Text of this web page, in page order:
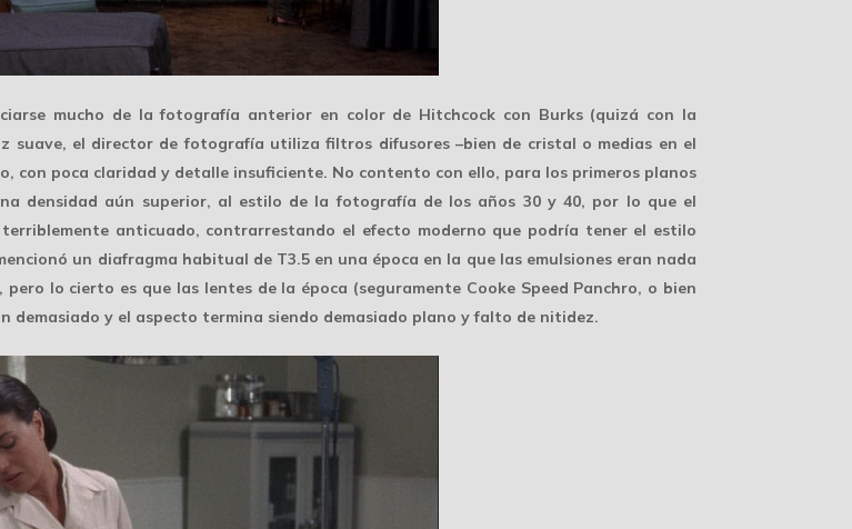
mucho de la fotografía anterior en color de Hitchcock con Burks (quizá con la
suave, el director de fotografía utilizafiltros difusores–bien de cristal o medias en el
con poca claridad y detalle insuficiente. No contento con ello, para los primeros planos
densidad aún superior, al estilo de la fotografía de los años 30 y 40, por lo que el
anticuado, contrarrestando el efecto moderno que podría tener el estilo
un diafragma habitual de T3.5en una época en la que las emulsiones eran nada
lo cierto es que las lentes de la época (seguramente Cooke Speed Panchro, o bien
demasiado y el aspecto termina siendo demasiado plano y falto de nitidez.